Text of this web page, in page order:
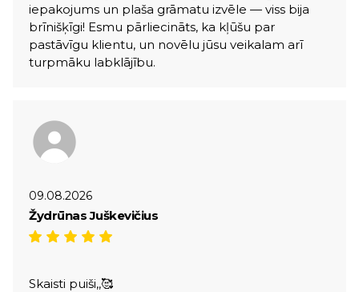
iepakojums un plaša grāmatu izvēle — viss bija
brīnišķīgi! Esmu pārliecināts, ka kļūšu par
pastāvīgu klientu, un novēlu jūsu veikalam arī
turpmāku labklājību.
09.08.2026
Žydrūnas Juškevičius
Skaisti puiši,,🥰